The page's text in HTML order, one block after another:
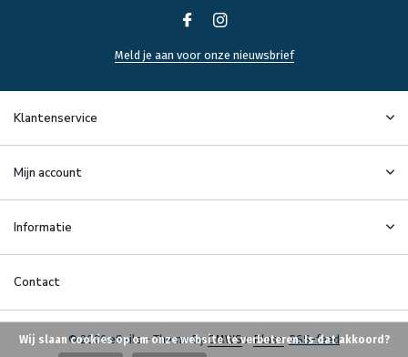
Meld je aan voor onze nieuwsbrief
Klantenservice
Mijn account
Informatie
Contact
© 2026 eSails - Theme ByDMWSxPlus+ RSS-feed
Wij slaan cookies op om onze website te verbeteren. Is dat akkoord?